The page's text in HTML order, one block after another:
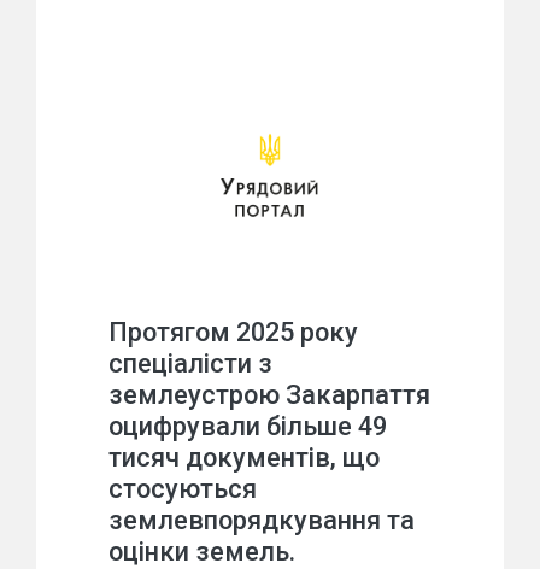
Протягом 2025 року
спеціалісти з
землеустрою Закарпаття
оцифрували більше 49
тисяч документів, що
стосуються
землевпорядкування та
оцінки земель.